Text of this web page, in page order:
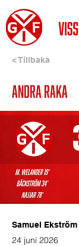
< Tillbaka
Andra raka
Samuel Ekström
24 juni 2026